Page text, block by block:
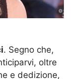
. Segno che,
oltre
e dedizione,